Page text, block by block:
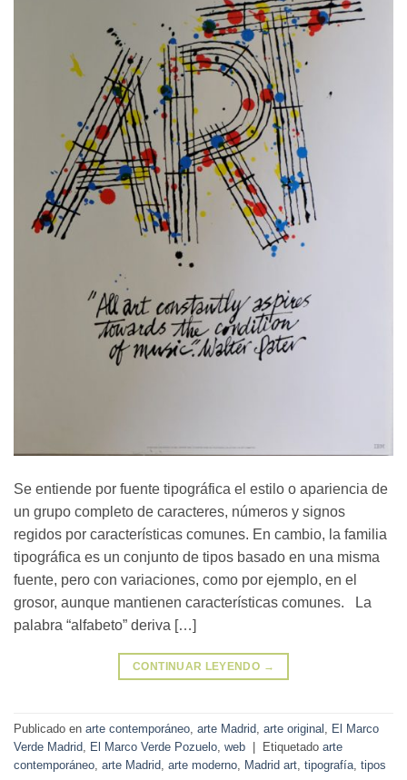
Se entiende por fuente tipográfica el estilo o apariencia de
un grupo completo de caracteres, números y signos
regidos por características comunes. En cambio, la familia
tipográfica es un conjunto de tipos basado en una misma
fuente, pero con variaciones, como por ejemplo, en el
grosor, aunque mantienen características comunes. La
palabra “alfabeto” deriva […]
CONTINUAR LEYENDO →
Publicado en arte contemporáneo arte Madrid arte original
El Marco
Verde Madrid El Marco Verde Pozuelo web | Etiquetado arte
contemporáneo arte Madrid arte moderno Madrid art tipografía tipos